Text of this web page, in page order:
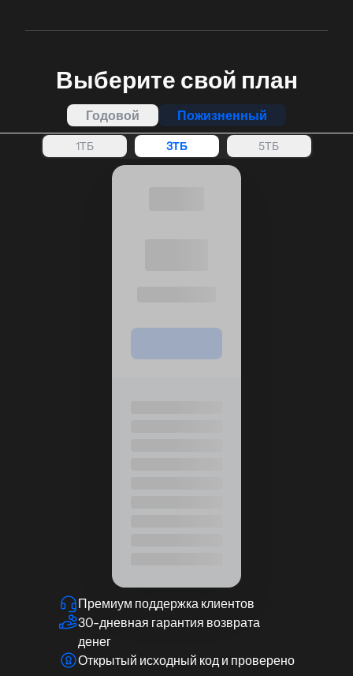
Выберите свой план
Годовой Пожизненный
1ТБ 3ТБ 5ТБ
Премиум поддержка клиентов
30-дневная гарантия возврата
денег
Открытый исходный код и проверено